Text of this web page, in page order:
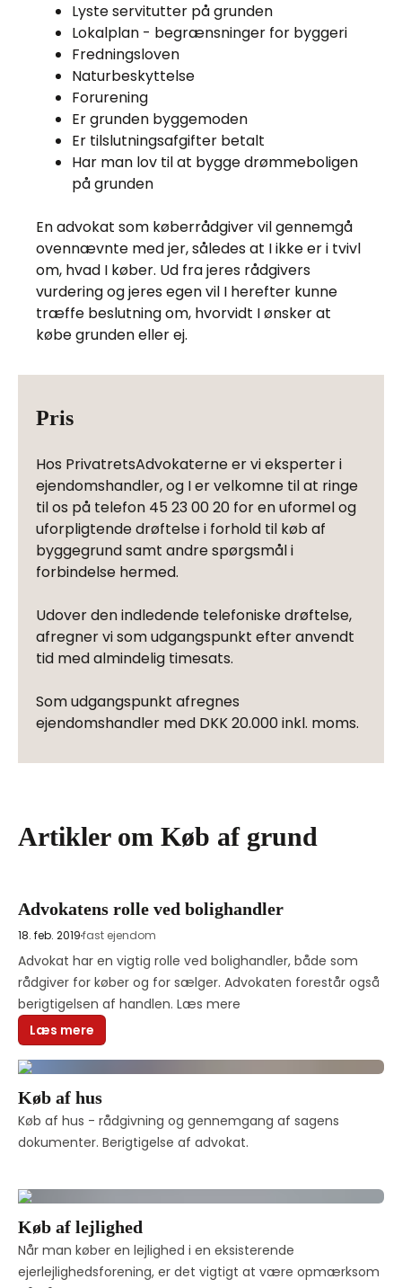
Lyste servitutter på grunden
Lokalplan - begrænsninger for byggeri
Fredningsloven
Naturbeskyttelse
Forurening
Er grunden byggemoden
Er tilslutningsafgifter betalt
Har man lov til at bygge drømmeboligen
på grunden
En advokat som køberrådgiver vil gennemgå
ovennævnte med jer, således at I ikke er i tvivl
om, hvad I køber. Ud fra jeres rådgivers
vurdering og jeres egen vil I herefter kunne
træffe beslutning om, hvorvidt I ønsker at
købe grunden eller ej.
Pris
Hos PrivatretsAdvokaterne er vi eksperter i
ejendomshandler, og I er velkomne til at ringe
til os på telefon 45 23 00 20 for en uformel og
uforpligtende drøftelse i forhold til køb af
byggegrund samt andre spørgsmål i
forbindelse hermed.
Udover den indledende telefoniske drøftelse,
afregner vi som udgangspunkt efter anvendt
tid med almindelig timesats.
Som udgangspunkt afregnes
ejendomshandler med DKK 20.000 inkl. moms.
Artikler om Køb af grund
Advokatens rolle ved bolighandler
18. feb. 2019fast ejendom
Advokat har en vigtig rolle ved bolighandler, både som
rådgiver for køber og for sælger. Advokaten forestår også
berigtigelsen af handlen. Læs mere
Læs mere
Køb af hus
Køb af hus - rådgivning og gennemgang af sagens
dokumenter. Berigtigelse af advokat.
Køb af lejlighed
Når man køber en lejlighed i en eksisterende
ejerlejlighedsforening, er det vigtigt at være opmærksom